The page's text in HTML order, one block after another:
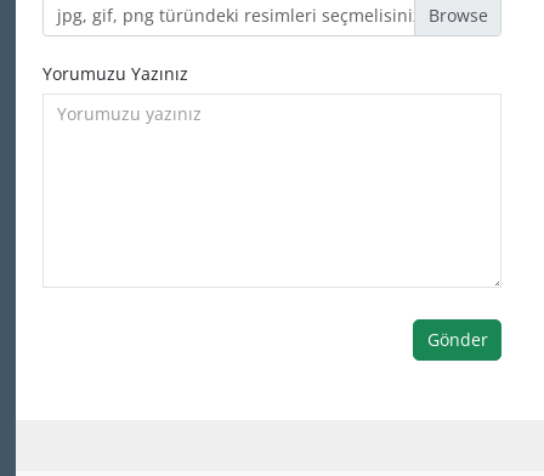
jpg, gif, png türündeki resimleri seçmelisiniz
Yorumuzu Yazınız
Gönder